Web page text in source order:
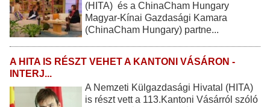
(HITA) és a ChinaCham Hungary
Magyar-Kínai Gazdasági Kamara
(ChinaCham Hungary) partne...
A HITA IS RÉSZT VEHET A KANTONI VÁSÁRON -
INTERJ...
A Nemzeti Külgazdasági Hivatal (HITA)
is részt vett a 113.Kantoni Vásárról szóló